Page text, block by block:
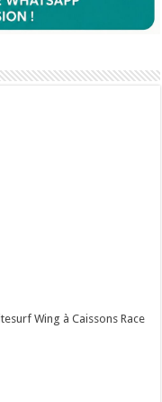
Wing à Caissons Race